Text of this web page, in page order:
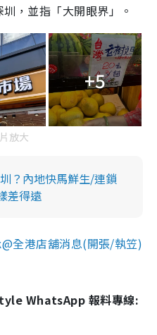
，並指「大開眼界」。
+5
放大
？內地快馬鮮生/連鎖
差得遠
全港店舖消息(開張/執笠)
WhatsApp 報料專線: